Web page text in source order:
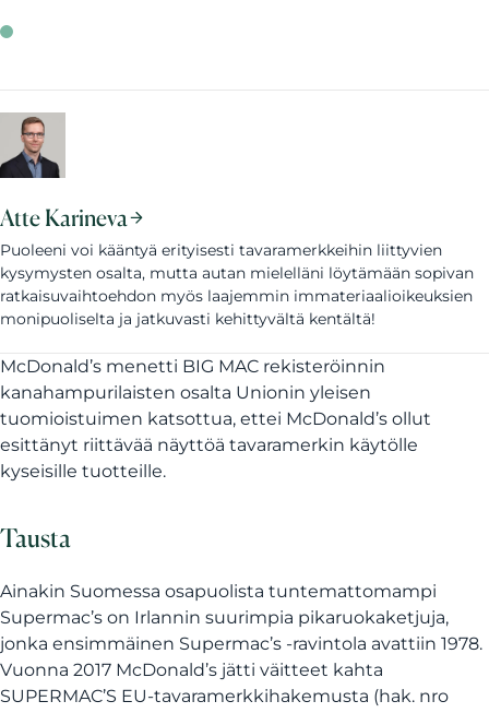
Atte Karineva
Puoleeni voi kääntyä erityisesti tavaramerkkeihin liittyvien
kysymysten osalta, mutta autan mielelläni löytämään sopivan
ratkaisuvaihtoehdon myös laajemmin immateriaalioikeuksien
monipuoliselta ja jatkuvasti kehittyvältä kentältä!
McDonald’s menetti BIG MAC rekisteröinnin
kanahampurilaisten osalta Unionin yleisen
tuomioistuimen katsottua, ettei McDonald’s ollut
esittänyt riittävää näyttöä tavaramerkin käytölle
kyseisille tuotteille.
Tausta
Ainakin Suomessa osapuolista tuntemattomampi
Supermac’s on Irlannin suurimpia pikaruokaketjuja,
jonka ensimmäinen Supermac’s -ravintola avattiin 1978.
Vuonna 2017 McDonald’s jätti väitteet kahta
SUPERMAC’S EU-tavaramerkkihakemusta (hak. nro